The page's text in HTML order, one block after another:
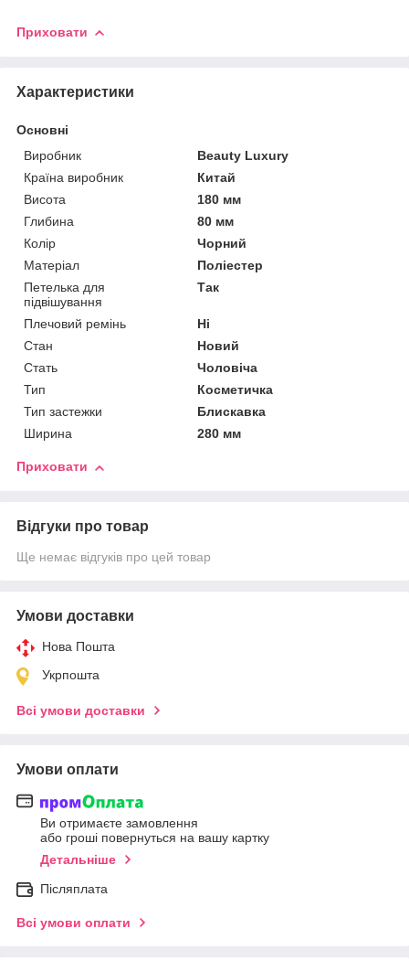
Приховати
Характеристики
Основні
Виробник
Beauty Luxury
Країна виробник
Китай
Висота
180 мм
Глибина
80 мм
Колір
Чорний
Матеріал
Поліестер
Петелька для
підвішування
Так
Плечовий ремінь
Ні
Стан
Новий
Стать
Чоловіча
Тип
Косметичка
Тип застежки
Блискавка
Ширина
280 мм
Приховати
Відгуки про товар
Ще немає відгуків про цей товар
Умови доставки
Нова Пошта
Укрпошта
Всі умови доставки
Умови оплати
Ви отримаєте замовлення
або гроші повернуться на вашу картку
Детальніше
Післяплата
Всі умови оплати